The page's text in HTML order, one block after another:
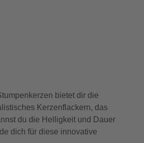
bietet dir die
Kerzenflackern, das
du die Helligkeit und Dauer
dich für diese innovative